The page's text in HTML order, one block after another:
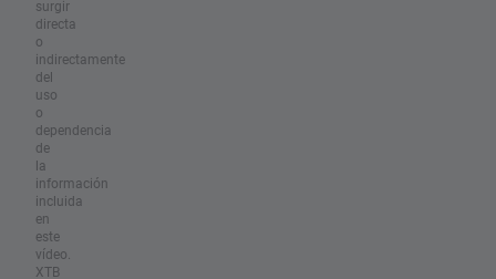
surgir
directa
o
indirectamente
del
uso
o
dependencia
de
la
información
incluida
en
este
vídeo.
XTB